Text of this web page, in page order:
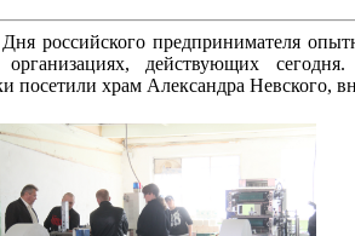
российского предпринимателя
действующих
посетили храм Александра